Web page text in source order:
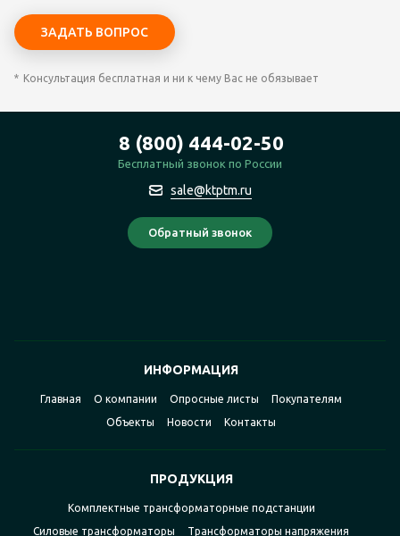
Консультация бесплатная и ни к чему Вас не обязывает
8 (800) 444-02-50
Бесплатный звонок по России
sale@ktptm.ru
ИНФОРМАЦИЯ
Главная О компании Опросные листы
Покупателям
Объекты
Новости Контакты
ПРОДУКЦИЯ
Комплектные трансформаторные подстанции
Силовые трансформаторы
Трансформаторы напряжения